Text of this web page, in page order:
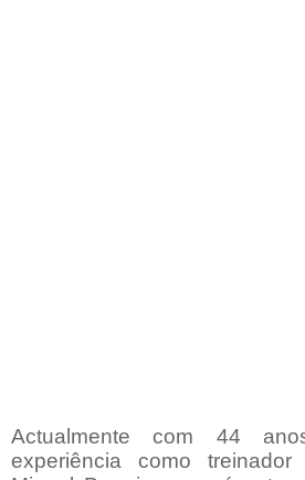
Actualmente com 44
experiência como